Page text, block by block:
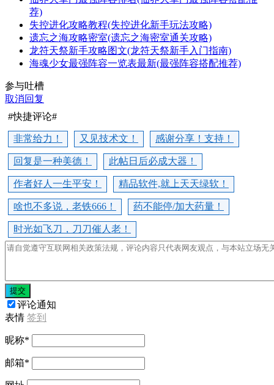
荐)
失控进化攻略教程(失控进化新手玩法攻略)
遗忘之海攻略密室(遗忘之海密室通关攻略)
龙符天祭新手攻略图文(龙符天祭新手入门指南)
海魂少女最强阵容一览表最新(最强阵容搭配推荐)
参与吐槽
取消回复
#快捷评论#
非常给力！ 又见技术文！ 感谢分享！支持！
回复是一种美德！ 此帖日后必成大器！
作者好人一生平安！ 精品软件,就上天天绿软！
啥也不多说，老铁666！ 药不能停/加大药量！
时光如飞刀，刀刀催人老！
提交
评论通知
表情 签到
昵称*
邮箱*